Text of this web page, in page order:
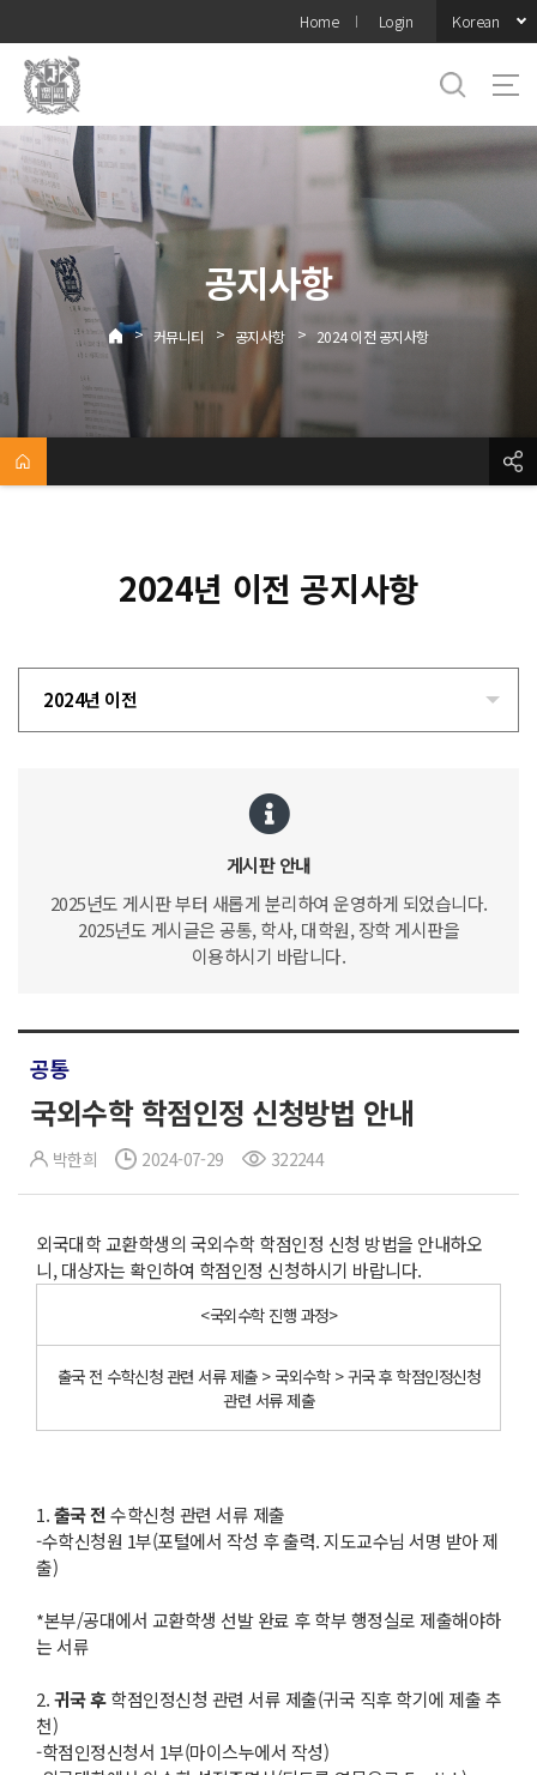
메뉴
Home Login Korean
공지사항
> 커뮤니티 > 공지사항 > 2024 이전 공지사항
2024년 이전 공지사항
2024년 이전
게시판 안내
2025년도 게시판 부터 새롭게 분리하여 운영하게 되었습니다.
2025년도 게시글은 공통, 학사, 대학원, 장학 게시판을
이용하시기 바랍니다.
공통
국외수학 학점인정 신청방법 안내
박한희 2024-07-29 322244
외국대학 교환학생의 국외수학 학점인정 신청 방법을 안내하오
니, 대상자는 확인하여 학점인정 신청하시기 바랍니다.
<국외수학 진행 과정>
출국 전 수학신청 관련 서류 제출 > 국외수학 > 귀국 후 학점인정신청
관련 서류 제출
1.출국 전 수학신청 관련 서류 제출
-수학신청원 1부(포털에서 작성 후 출력. 지도교수님 서명 받아 제
출)
*본부/공대에서 교환학생 선발 완료 후 학부 행정실로 제출해야하
는 서류
2.귀국 후학점인정신청 관련 서류 제출(귀국 직후 학기에 제출 추
천)
-학점인정신청서 1부(마이스누에서 작성)